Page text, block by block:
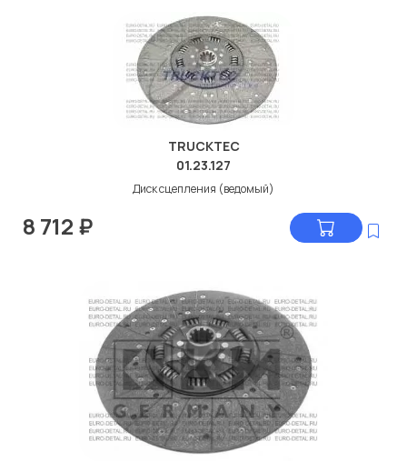
TRUCKTEC
01.23.127
Диск сцепления (ведомый)
8 712 ₽